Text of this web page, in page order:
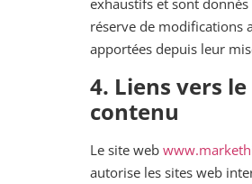
exhaustifs et sont donnés
réserve de modifications
apportées depuis leur
4. Liens vers le
contenu
Le site web
autorise les sites web